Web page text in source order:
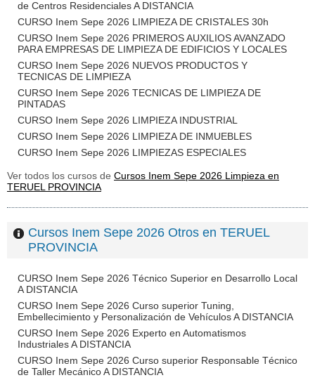
de Centros Residenciales A DISTANCIA
CURSO Inem Sepe 2026 LIMPIEZA DE CRISTALES 30h
CURSO Inem Sepe 2026 PRIMEROS AUXILIOS AVANZADO
PARA EMPRESAS DE LIMPIEZA DE EDIFICIOS Y LOCALES
CURSO Inem Sepe 2026 NUEVOS PRODUCTOS Y
TECNICAS DE LIMPIEZA
CURSO Inem Sepe 2026 TECNICAS DE LIMPIEZA DE
PINTADAS
CURSO Inem Sepe 2026 LIMPIEZA INDUSTRIAL
CURSO Inem Sepe 2026 LIMPIEZA DE INMUEBLES
CURSO Inem Sepe 2026 LIMPIEZAS ESPECIALES
Ver todos los cursos de Cursos Inem Sepe 2026 Limpieza en
TERUEL PROVINCIA
Cursos Inem Sepe 2026 Otros en TERUEL
PROVINCIA
CURSO Inem Sepe 2026 Técnico Superior en Desarrollo Local
A DISTANCIA
CURSO Inem Sepe 2026 Curso superior Tuning,
Embellecimiento y Personalización de Vehículos A DISTANCIA
CURSO Inem Sepe 2026 Experto en Automatismos
Industriales A DISTANCIA
CURSO Inem Sepe 2026 Curso superior Responsable Técnico
de Taller Mecánico A DISTANCIA